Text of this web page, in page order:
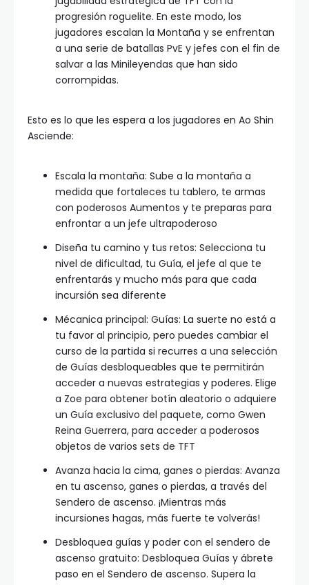
progresión roguelite. En este modo, los
jugadores escalan la Montaña y se enfrentan
a una serie de batallas PvE y jefes con el fin de
salvar a las Minileyendas que han sido
corrompidas.
Esto es lo que les espera a los jugadores en Ao Shin
Asciende:
Escala la montaña: Sube a la montaña a
medida que fortaleces tu tablero, te armas
con poderosos Aumentos y te preparas para
enfrontar a un jefe ultrapoderoso
Diseña tu camino y tus retos: Selecciona tu
nivel de dificultad, tu Guía, el jefe al que te
enfrentarás y mucho más para que cada
incursión sea diferente
Mécanica principal: Guías: La suerte no está a
tu favor al principio, pero puedes cambiar el
curso de la partida si recurres a una selección
de Guías desbloqueables que te permitirán
acceder a nuevas estrategias y poderes. Elige
a Zoe para obtener botín aleatorio o adquiere
un Guía exclusivo del paquete, como Gwen
Reina Guerrera, para acceder a poderosos
objetos de varios sets de TFT
Avanza hacia la cima, ganes o pierdas: Avanza
en tu ascenso, ganes o pierdas, a través del
Sendero de ascenso. ¡Mientras más
incursiones hagas, más fuerte te volverás!
Desbloquea guías y poder con el sendero de
ascenso gratuito: Desbloquea Guías y ábrete
paso en el Sendero de ascenso. Supera la